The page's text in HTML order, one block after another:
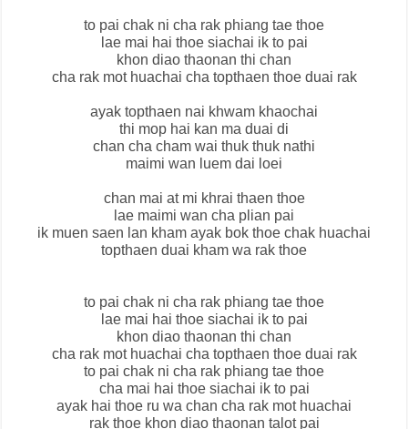
to pai chak ni cha rak phiang tae thoe
lae mai hai thoe siachai ik to pai
khon diao thaonan thi chan
cha rak mot huachai cha topthaen thoe duai rak
ayak topthaen nai khwam khaochai
thi mop hai kan ma duai di
chan cha cham wai thuk thuk nathi
maimi wan luem dai loei
chan mai at mi khrai thaen thoe
lae maimi wan cha plian pai
ik muen saen lan kham ayak bok thoe chak huachai
topthaen duai kham wa rak thoe
to pai chak ni cha rak phiang tae thoe
lae mai hai thoe siachai ik to pai
khon diao thaonan thi chan
cha rak mot huachai cha topthaen thoe duai rak
to pai chak ni cha rak phiang tae thoe
cha mai hai thoe siachai ik to pai
ayak hai thoe ru wa chan cha rak mot huachai
rak thoe khon diao thaonan talot pai